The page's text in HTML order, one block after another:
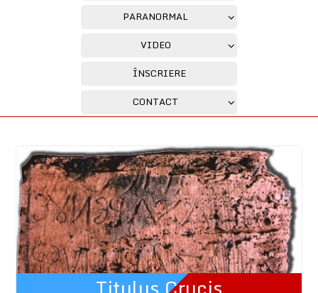
PARANORMAL
VIDEO
ÎNSCRIERE
CONTACT